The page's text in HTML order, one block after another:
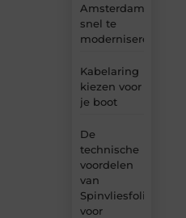
Amsterdam
snel te
moderniseren
Kabelaring
kiezen voor
je boot
De
technische
voordelen
van
Spinvliesfolie
voor